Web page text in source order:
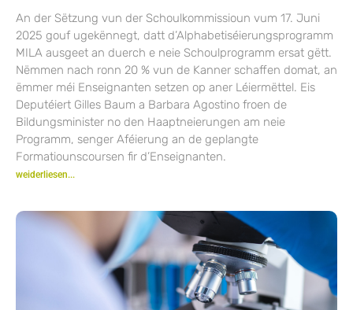
An der Sëtzung vun der Schoulkommissioun vum 17. Juni
2025 gouf ugekënnegt, datt d’Alphabetiséierungsprogramm
MILA ausgeet an duerch e neie Schoulprogramm ersat gëtt.
Nëmmen nach ronn 20 % vun de Kanner schaffen domat, an
ëmmer méi Enseignanten setzen op aner Léiermëttel. Eis
Deputéiert Gilles Baum a Barbara Agostino froen de
Bildungsminister no den Haaptneierungen am neie
Programm, senger Aféierung an de geplangte
Formatiounscoursen fir d’Enseignanten.
weiderliesen...